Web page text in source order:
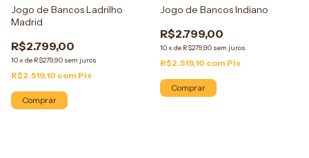
Jogo de Bancos Ladrilho
Madrid
R$2.799,00
10x de R$279,90 sem juros
R$2.519,10 com Pix
Comprar
Jogo de Bancos Indiano
R$2.799,00
10x de R$279,90 sem juros
R$2.519,10 com Pix
Comprar